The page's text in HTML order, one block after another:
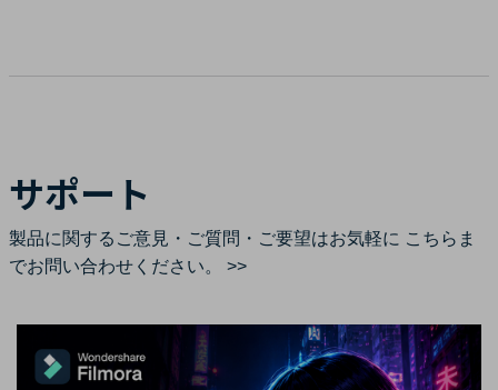
サポート
製品に関するご意見・ご質問・ご要望はお気軽に こちらま
でお問い合わせください。 >>